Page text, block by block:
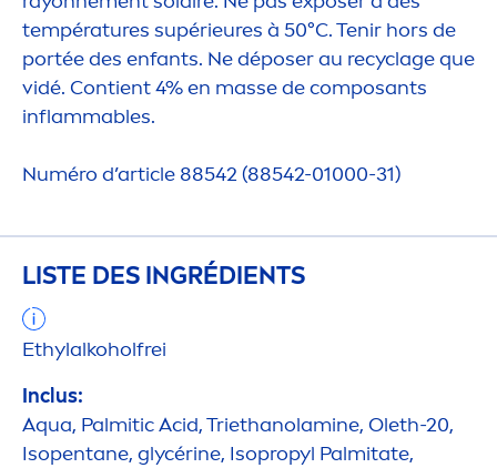
températures supérieures à 50°C. Tenir hors de
portée des enfants. Ne déposer au recyclage que
vidé. Contient 4% en masse de composants
inflammables.
Numéro d’article 88542 (88542-01000-31)
LISTE DES INGRÉDIENTS
Ethylalkoholfrei
Inclus:
Aqua, Palmitic Acid, Triethanolamine, Oleth-20,
Isopentane, glycérine, Isopropyl Palmitate,